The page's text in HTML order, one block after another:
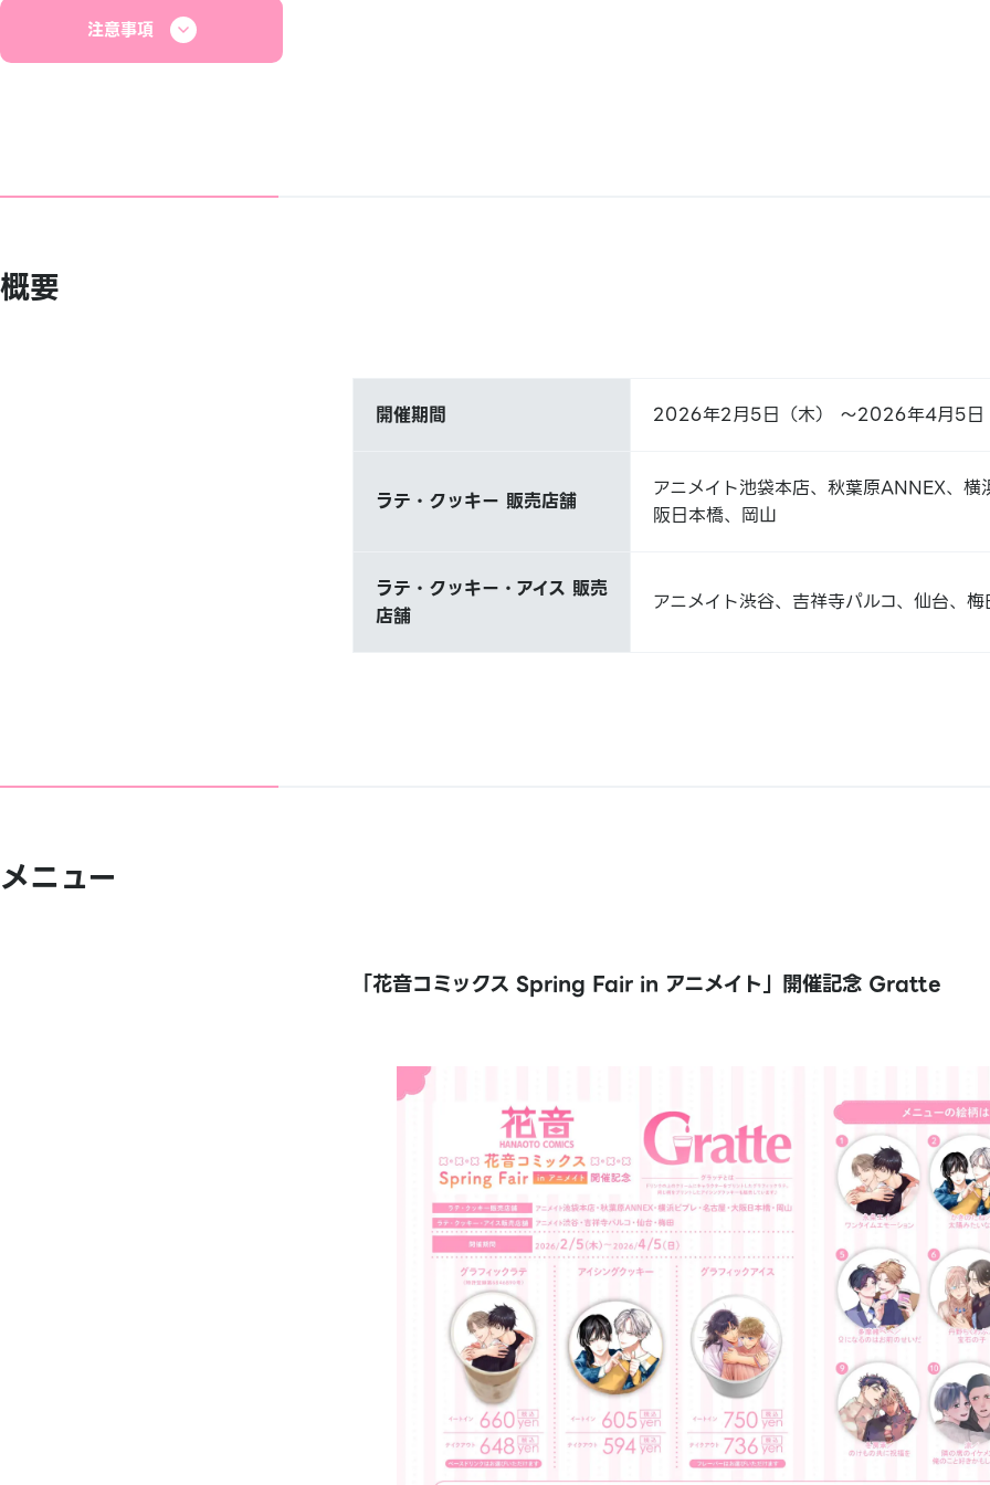
注意事項
概要
開催期間 2026年2月5日（木） ～2026年4月5日
ラテ・クッキー 販売店舗
アニメイト池袋本店、秋葉原ANNEX、横
阪日本橋、岡山
ラテ・クッキー・アイス 販売
店舗
アニメイト渋谷、吉祥寺パルコ、仙台、梅
メニュー
「花音コミックス Spring Fair in アニメイト」開催記念 Gratte